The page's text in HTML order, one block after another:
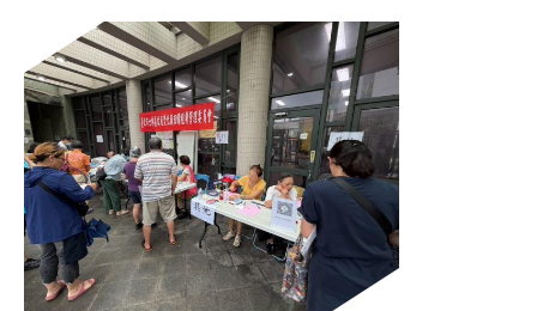
里
界
說
臺
北
市
鄰
長
名